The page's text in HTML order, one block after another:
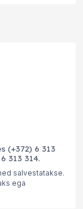
(+372) 6 313
313 314.
salvestatakse.
ega